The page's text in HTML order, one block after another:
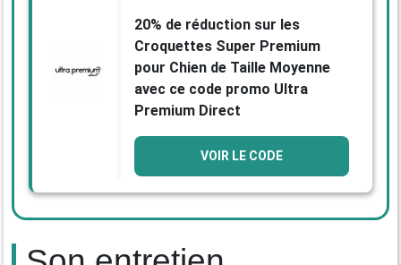
20% de réduction sur les
Croquettes Super Premium
pour Chien de Taille Moyenne
avec ce code promo Ultra
Premium Direct
VOIR LE CODE